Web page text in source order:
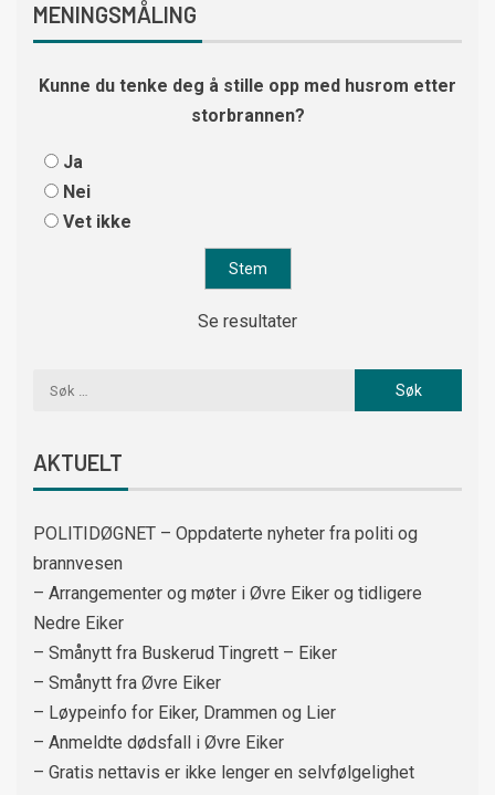
MENINGSMÅLING
Kunne du tenke deg å stille opp med husrom etter
storbrannen?
Ja
Nei
Vet ikke
Se resultater
AKTUELT
POLITIDØGNET – Oppdaterte nyheter fra politi og
brannvesen
– Arrangementer og møter i Øvre Eiker og tidligere
Nedre Eiker
– Smånytt fra Buskerud Tingrett – Eiker
– Smånytt fra Øvre Eiker
– Løypeinfo for Eiker, Drammen og Lier
– Anmeldte dødsfall i Øvre Eiker
– Gratis nettavis er ikke lenger en selvfølgelighet